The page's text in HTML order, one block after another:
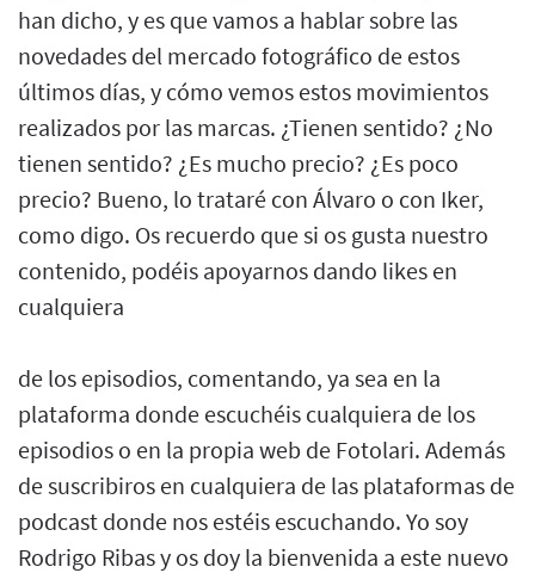
han dicho, y es que vamos a hablar sobre las
novedades del mercado fotográfico de estos
últimos días, y cómo vemos estos movimientos
realizados por las marcas. ¿Tienen sentido? ¿No
tienen sentido? ¿Es mucho precio? ¿Es poco
precio? Bueno, lo trataré con Álvaro o con Iker,
como digo. Os recuerdo que si os gusta nuestro
contenido, podéis apoyarnos dando likes en
cualquiera
de los episodios, comentando, ya sea en la
plataforma donde escuchéis cualquiera de los
episodios o en la propia web de Fotolari. Además
de suscribiros en cualquiera de las plataformas de
podcast donde nos estéis escuchando. Yo soy
Rodrigo Ribas y os doy la bienvenida a este nuevo